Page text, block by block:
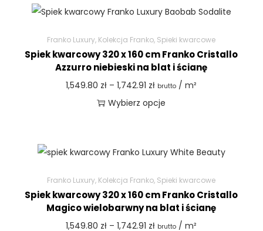
Franko Luxury, Kolekcja Franko, Spieki kwarcowe
Spiek kwarcowy 320 x 160 cm Franko Cristallo
Azzurro niebieski na blat i ścianę
1,549.80 zł – 1,742.91 zł brutto / m²
Wybierz opcje
Franko Luxury, Kolekcja Franko, Spieki kwarcowe
Spiek kwarcowy 320 x 160 cm Franko Cristallo
Magico wielobarwny na blat i ścianę
1,549.80 zł – 1,742.91 zł brutto / m²